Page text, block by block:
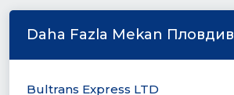
Daha Fazla Mekan Пловдив
Bultrans Express LTD